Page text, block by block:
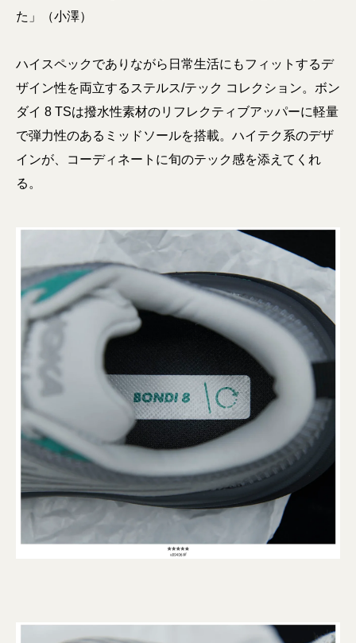
た」（小澤）
ハイスペックでありながら日常生活にもフィットするデ
ザイン性を両立するステルス/テック コレクション。ボン
ダイ 8 TSは撥水性素材のリフレクティブアッパーに軽量
で弾力性のあるミッドソールを搭載。ハイテク系のデザ
インが、コーディネートに旬のテック感を添えてくれ
る。